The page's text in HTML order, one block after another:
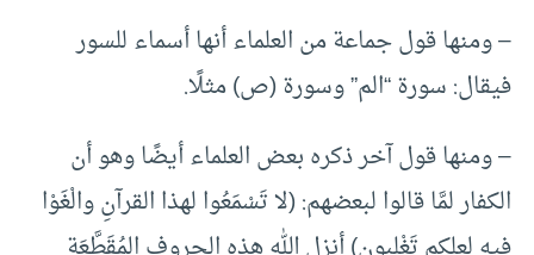
– ومنها قول جماعة من العلماء أنها أسماء للسور
فيقال: سورة “الم” وسورة (ص) مثلًا.
– ومنها قول آخر ذكره بعض العلماء أيضًا وهو أن
الكفار لمَّا قالوا لبعضهم: (لا تَسْمَعُوا لهذا القرآنِ والْغَوْا